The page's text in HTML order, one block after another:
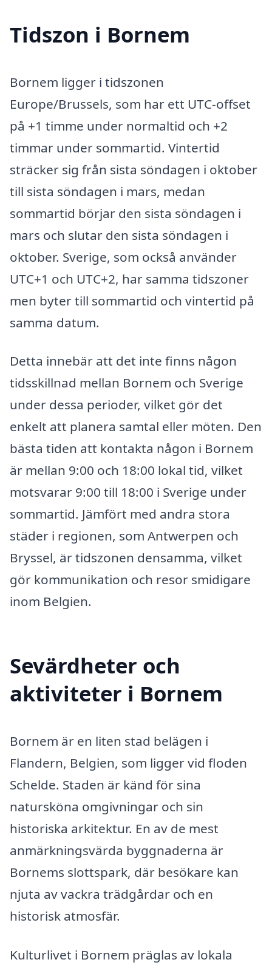
Tidszon i Bornem
Bornem ligger i tidszonen
Europe/Brussels, som har ett UTC-offset
på +1 timme under normaltid och +2
timmar under sommartid. Vintertid
sträcker sig från sista söndagen i oktober
till sista söndagen i mars, medan
sommartid börjar den sista söndagen i
mars och slutar den sista söndagen i
oktober. Sverige, som också använder
UTC+1 och UTC+2, har samma tidszoner
men byter till sommartid och vintertid på
samma datum.
Detta innebär att det inte finns någon
tidsskillnad mellan Bornem och Sverige
under dessa perioder, vilket gör det
enkelt att planera samtal eller möten. Den
bästa tiden att kontakta någon i Bornem
är mellan 9:00 och 18:00 lokal tid, vilket
motsvarar 9:00 till 18:00 i Sverige under
sommartid. Jämfört med andra stora
städer i regionen, som Antwerpen och
Bryssel, är tidszonen densamma, vilket
gör kommunikation och resor smidigare
inom Belgien.
Sevärdheter och
aktiviteter i Bornem
Bornem är en liten stad belägen i
Flandern, Belgien, som ligger vid floden
Schelde. Staden är känd för sina
natursköna omgivningar och sin
historiska arkitektur. En av de mest
anmärkningsvärda byggnaderna är
Bornems slottspark, där besökare kan
njuta av vackra trädgårdar och en
historisk atmosfär.
Kulturlivet i Bornem präglas av lokala